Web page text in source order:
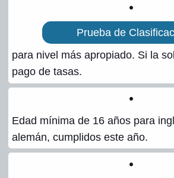
Renuncias
Alumnos menores de edad
Prueba de
para nivel más apropiado. Si la
pago de tasas.
Edad mínima de 16 años para
alemán, cumplidos este año.